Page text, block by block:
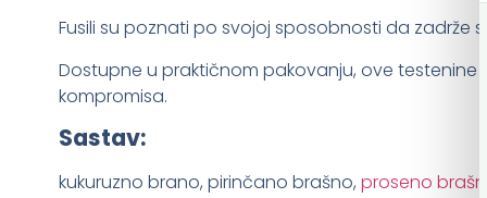
Fusili su poznati po svojoj sposobnosti da zadrže
Dostupne u praktičnom pakovanju, ove testenine
kompromisa.
Sastav:
kukuruzno brano, pirinčano brašno, proseno brašno